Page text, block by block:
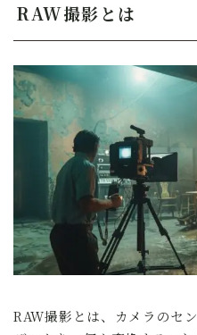
RAW撮影とは
RAW撮影とは、カメラのセ